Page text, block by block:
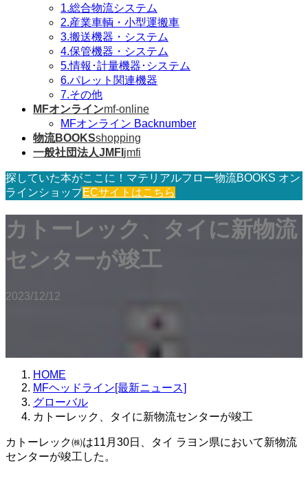
1.総合物流システム
2.産業車輌・小型運搬車
3.搬送機器・システム
4.保管機器・システム
5.情報･計量機器･システム
6.パレット関連機器
7.その他
MFオンラインmf-online
MFオンライン Backnumber
物流BOOKSshopping
一般社団法人JMFI jmfi
探していた本がここに！マテリアルフロー物流BOOKS オン
ラインショップECサイトはこちら
カトーレック、タイに新物流
センターが竣工
2023/12/12
HOME
MFヘッドライン[最新ニュース]
グローバル
カトーレック、タイに新物流センターが竣工
カトーレック㈱は11月30日、タイ ラヨン県において新物流
センターが竣工した。